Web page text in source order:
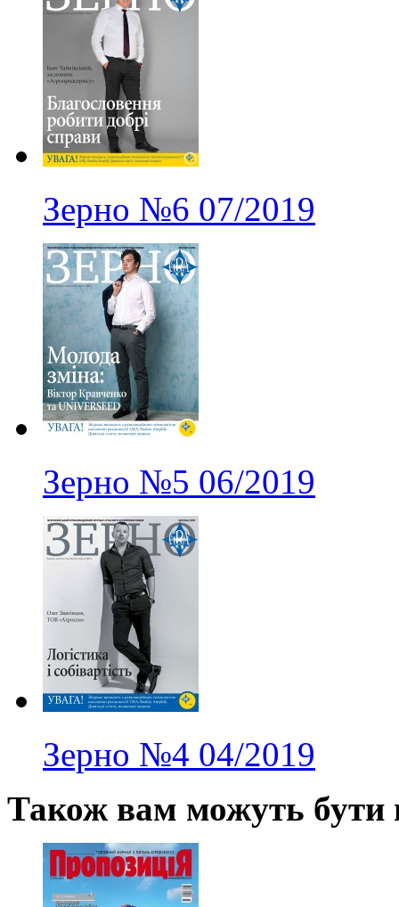
Зерно №6 07/2019
Зерно №5 06/2019
Зерно №4 04/2019
Також вам можуть бути